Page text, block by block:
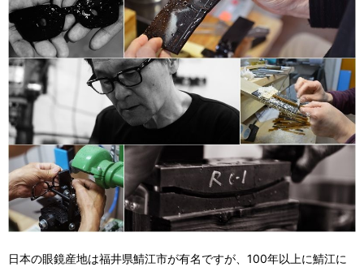
日本の眼鏡産地は福井県鯖江市が有名ですが、100年以上に鯖江に